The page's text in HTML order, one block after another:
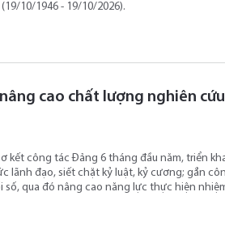
10/1946 - 19/10/2026).
cao chất lượng nghiên cứu
kết công tác Đảng 6 tháng đầu năm, triển
lãnh đạo, siết chặt kỷ luật, kỷ cương; gắn
qua đó nâng cao năng lực thực hiện